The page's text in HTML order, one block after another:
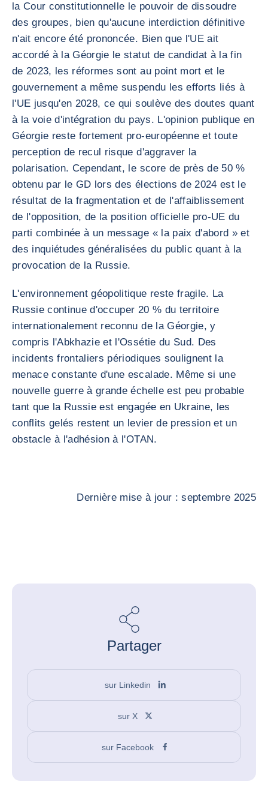
la Cour constitutionnelle le pouvoir de dissoudre
des groupes, bien qu'aucune interdiction définitive
n'ait encore été prononcée. Bien que l'UE ait
accordé à la Géorgie le statut de candidat à la fin
de 2023, les réformes sont au point mort et le
gouvernement a même suspendu les efforts liés à
l'UE jusqu'en 2028, ce qui soulève des doutes quant
à la voie d'intégration du pays. L'opinion publique en
Géorgie reste fortement pro-européenne et toute
perception de recul risque d'aggraver la
polarisation. Cependant, le score de près de 50 %
obtenu par le GD lors des élections de 2024 est le
résultat de la fragmentation et de l'affaiblissement
de l'opposition, de la position officielle pro-UE du
parti combinée à un message « la paix d'abord » et
des inquiétudes généralisées du public quant à la
provocation de la Russie.
L'environnement géopolitique reste fragile. La
Russie continue d'occuper 20 % du territoire
internationalement reconnu de la Géorgie, y
compris l'Abkhazie et l'Ossétie du Sud. Des
incidents frontaliers périodiques soulignent la
menace constante d'une escalade. Même si une
nouvelle guerre à grande échelle est peu probable
tant que la Russie est engagée en Ukraine, les
conflits gelés restent un levier de pression et un
obstacle à l'adhésion à l'OTAN.
Dernière mise à jour : septembre 2025
Partager
sur Linkedin
sur X
sur Facebook